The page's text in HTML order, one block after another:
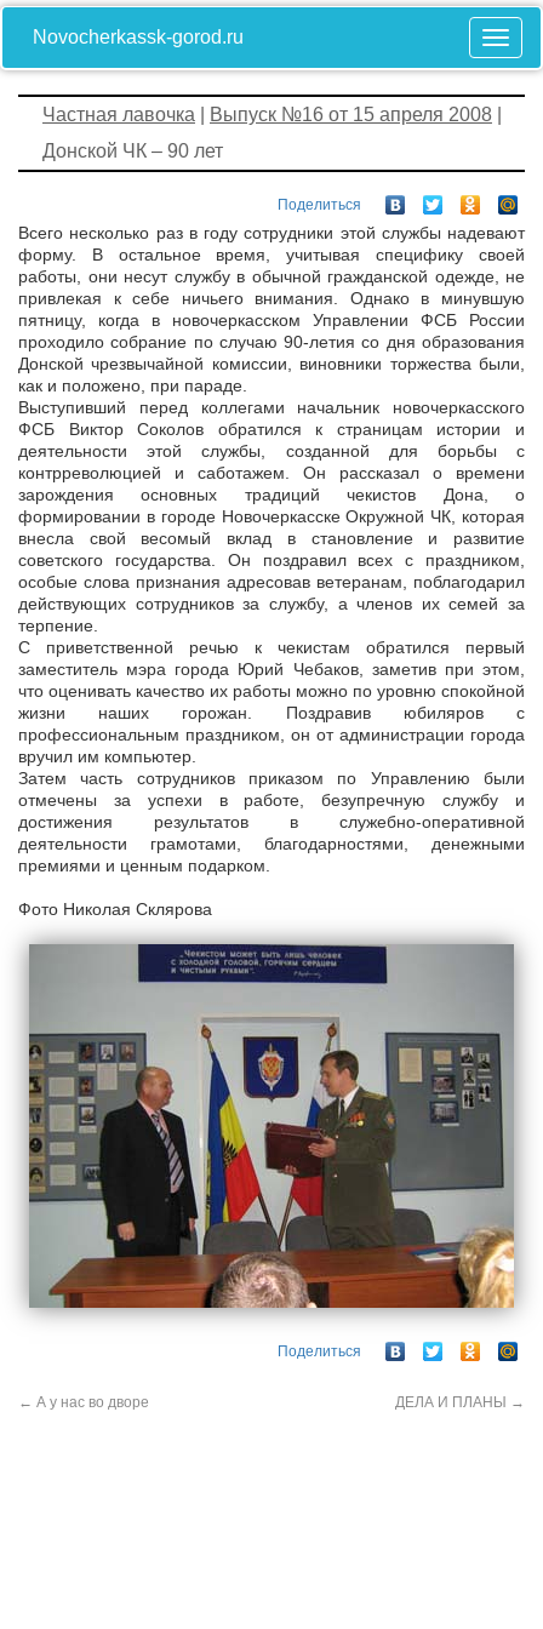
Novocherkassk-gorod.ru
Частная лавочка Выпуск №16 от 15 апреля 2008
Донской ЧК – 90 лет
Поделиться
Всего несколько раз в году сотрудники этой службы надевают
форму. В остальное время, учитывая специфику своей
работы, они несут службу в обычной гражданской одежде, не
привлекая к себе ничьего внимания. Однако в минувшую
пятницу, когда в новочеркасском Управлении ФСБ России
проходило собрание по случаю 90-летия со дня образования
Донской чрезвычайной комиссии, виновники торжества были,
как и положено, при параде.
Выступивший перед коллегами начальник новочеркасского
ФСБ Виктор Соколов обратился к страницам истории и
деятельности этой службы, созданной для борьбы с
контрреволюцией и саботажем. Он рассказал о времени
зарождения основных традиций чекистов Дона, о
формировании в городе Новочеркасске Окружной ЧК, которая
внесла свой весомый вклад в становление и развитие
советского государства. Он поздравил всех с праздником,
особые слова признания адресовав ветеранам, поблагодарил
действующих сотрудников за службу, а членов их семей за
терпение.
С приветственной речью к чекистам обратился первый
заместитель мэра города Юрий Чебаков, заметив при этом,
что оценивать качество их работы можно по уровню спокойной
жизни наших горожан. Поздравив юбиляров с
профессиональным праздником, он от администрации города
вручил им компьютер.
Затем часть сотрудников приказом по Управлению были
отмечены за успехи в работе, безупречную службу и
достижения результатов в служебно-оперативной
деятельности грамотами, благодарностями, денежными
премиями и ценным подарком.
Фото Николая Склярова
Поделиться
← А у нас во дворе ДЕЛА И ПЛАНЫ →